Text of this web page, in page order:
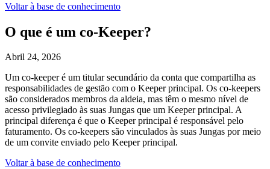
Voltar à base de conhecimento
O que é um co-Keeper?
Abril 24, 2026
Um co-keeper é um titular secundário da conta que compartilha as
responsabilidades de gestão com o Keeper principal. Os co-keepers
são considerados membros da aldeia, mas têm o mesmo nível de
acesso privilegiado às suas Jungas que um Keeper principal. A
principal diferença é que o Keeper principal é responsável pelo
faturamento. Os co-keepers são vinculados às suas Jungas por meio
de um convite enviado pelo Keeper principal.
Voltar à base de conhecimento